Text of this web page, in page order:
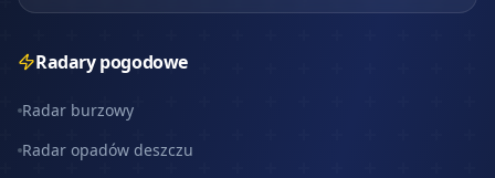
Radary pogodowe
Radar burzowy
Radar opadów deszczu